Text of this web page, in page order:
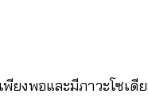
ยงพอและมีภาวะโซเดี